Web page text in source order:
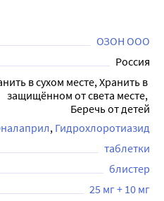
ОЗОН ООО
Россия
в сухом месте, Хранить в
защищённом от света месте,
Беречь от детей
Гидрохлоротиазид
таблетки
блистер
25 мг + 10 мг